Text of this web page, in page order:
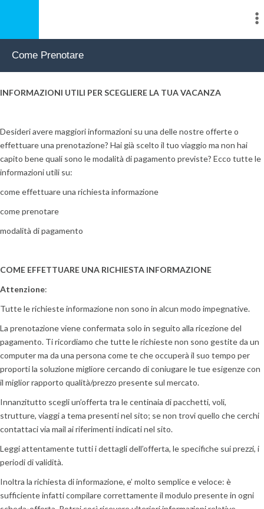
Come Prenotare
INFORMAZIONI UTILI PER SCEGLIERE LA TUA VACANZA
Desideri avere maggiori informazioni su una delle nostre offerte o
effettuare una prenotazione? Hai già scelto il tuo viaggio ma non hai
capito bene quali sono le modalità di pagamento previste? Ecco tutte le
informazioni utili su:
come effettuare una richiesta informazione
come prenotare
modalità di pagamento
COME EFFETTUARE UNA RICHIESTA INFORMAZIONE
Attenzione:
Tutte le richieste informazione non sono in alcun modo impegnative.
La prenotazione viene confermata solo in seguito alla ricezione del
pagamento. Ti ricordiamo che tutte le richieste non sono gestite da un
computer ma da una persona come te che occuperà il suo tempo per
proporti la soluzione migliore cercando di coniugare le tue esigenze con
il miglior rapporto qualità/prezzo presente sul mercato.
Innanzitutto scegli un’offerta tra le centinaia di pacchetti, voli,
strutture, viaggi a tema presenti nel sito; se non trovi quello che cerchi
contattaci via mail ai riferimenti indicati nel sito.
Leggi attentamente tutti i dettagli dell’offerta, le specifiche sui prezzi, i
periodi di validità.
Inoltra la richiesta di informazione, e’ molto semplice e veloce: è
sufficiente infatti compilare correttamente il modulo presente in ogni